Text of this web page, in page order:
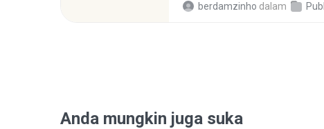
berdamzinho dalam
Anda mungkin juga suka